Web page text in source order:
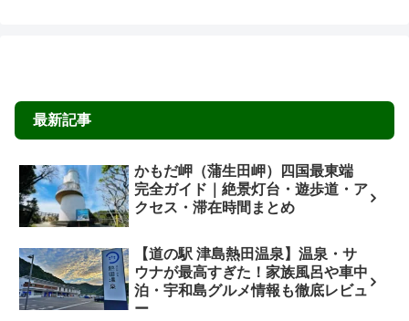
最新記事
かもだ岬（蒲生田岬）四国最東端
完全ガイド｜絶景灯台・遊歩道・ア
クセス・滞在時間まとめ
【道の駅 津島熱田温泉】温泉・サ
ウナが最高すぎた！家族風呂や車中
泊・宇和島グルメ情報も徹底レビュ
ー